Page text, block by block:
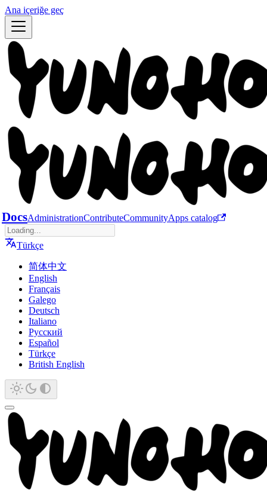
Ana içeriğe geç
DocsAdministrationContributeCommunityApps catalog
Türkçe
简体中文
English
Français
Galego
Deutsch
Italiano
Русский
Español
Türkçe
British English